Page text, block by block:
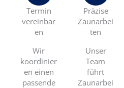
Termin
vereinbar
en
Wir
koordinier
en einen
passende
Präzise
Zaunarbei
ten
Unser
Team
führt
Zaunarbei